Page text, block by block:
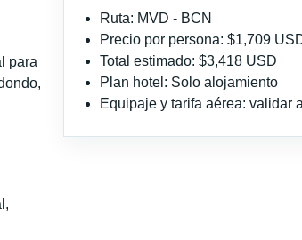
para
Ruta: MVD - BCN
Precio por persona: $1,709
Total estimado: $3,418 USD
Plan hotel: Solo alojamiento
Equipaje y tarifa aérea: validar